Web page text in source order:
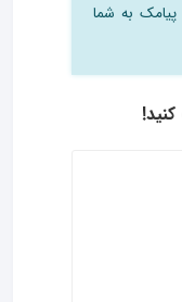
پیامک به شما